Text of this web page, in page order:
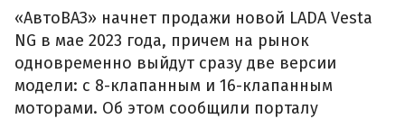
«АвтоВАЗ» начнет продажи новой LADA Vesta
NG в мае 2023 года, причем на рынок
одновременно выйдут сразу две версии
модели: с 8-клапанным и 16-клапанным
моторами. Об этом сообщили порталу